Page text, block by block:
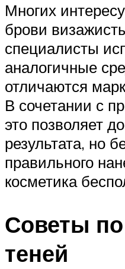
Многих
брови
специалисты
аналогичные
отличаются
В сочетании с
это позволяет
результата, но
правильного
косметика
Советы
теней